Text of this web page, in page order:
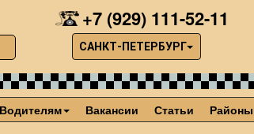
+7 (929) 111-52-11
САНКТ-ПЕТЕРБУРГ
Водителям Вакансии Статьи Районы